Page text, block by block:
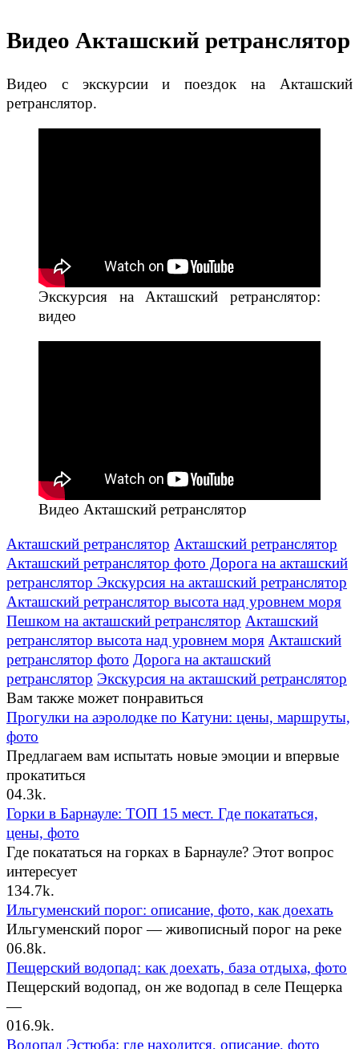
Видео Акташский ретранслятор
Видео с экскурсии и поездок на Акташский
ретранслятор.
Экскурсия на Акташский ретранслятор:
видео
Видео Акташский ретранслятор
Акташский ретранслятор Акташский ретранслятор
Акташский ретранслятор фото Дорога на акташский
ретранслятор Экскурсия на акташский ретранслятор
Акташский ретранслятор высота над уровнем моря
Пешком на акташский ретранслятор Акташский
ретранслятор высота над уровнем моря Акташский
ретранслятор фото Дорога на акташский
ретранслятор Экскурсия на акташский ретранслятор
Вам также может понравиться
Прогулки на аэролодке по Катуни: цены, маршруты,
фото
Предлагаем вам испытать новые эмоции и впервые
прокатиться
04.3k.
Горки в Барнауле: ТОП 15 мест. Где покататься,
цены, фото
Где покататься на горках в Барнауле? Этот вопрос
интересует
1 34.7k.
Ильгуменский порог: описание, фото, как доехать
Ильгуменский порог — живописный порог на реке
06.8k.
Пещерский водопад: как доехать, база отдыха, фото
Пещерский водопад, он же водопад в селе Пещерка
—
016.9k.
Водопад Эстюба: где находится, описание, фото